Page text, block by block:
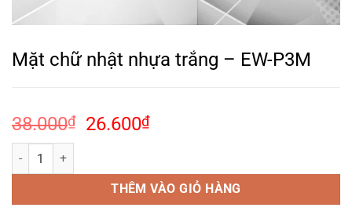
Mặt chữ nhật nhựa trắng – EW-P3M
38.000₫
Giá
38.000₫.
26.600₫Giá
là:
26.600₫.
Mặt chữ nhật nhựa trắng – EW-P3M số lượng
THÊM VÀO GIỎ HÀNG